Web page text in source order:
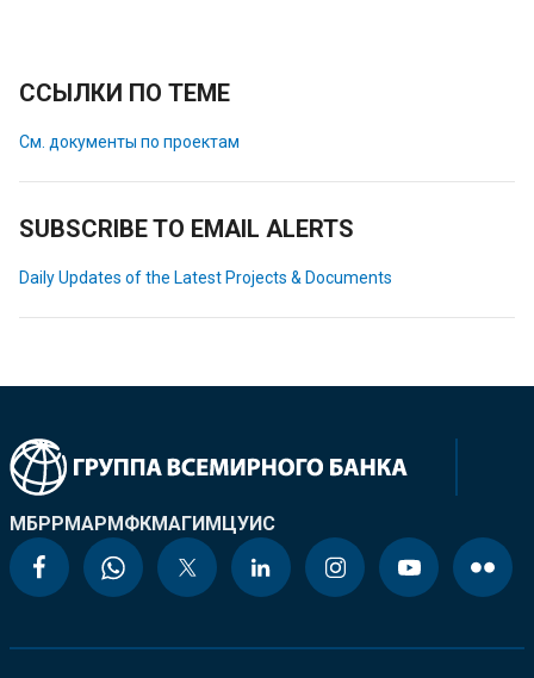
ССЫЛКИ ПО ТЕМЕ
См. документы по проектам
SUBSCRIBE TO EMAIL ALERTS
Daily Updates of the Latest Projects & Documents
МБРРМАРМФКМАГИМЦУИС